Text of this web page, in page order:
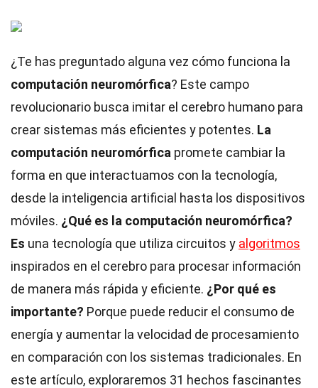
¿Te has preguntado alguna vez cómo funciona la
computación neuromórfica? Este campo
revolucionario busca imitar el cerebro humano para
crear sistemas más eficientes y potentes. La
computación neuromórfica promete cambiar la
forma en que interactuamos con la tecnología,
desde la inteligencia artificial hasta los dispositivos
móviles. ¿Qué es la computación neuromórfica?
Es una tecnología que utiliza circuitos y algoritmos
inspirados en el cerebro para procesar información
de manera más rápida y eficiente. ¿Por qué es
importante? Porque puede reducir el consumo de
energía y aumentar la velocidad de procesamiento
en comparación con los sistemas tradicionales. En
este artículo, exploraremos 31 hechos fascinantes